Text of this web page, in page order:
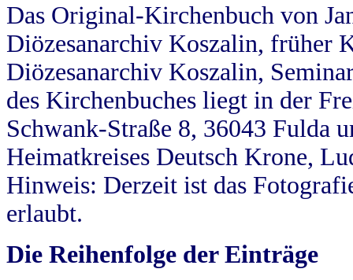
Das Original-Kirchenbuch von
Diözesanarchiv Koszalin, früher
Diözesanarchiv Koszalin,
des Kirchenbuches liegt in der
Schwank-Straße 8, 36043 Fulda
Heimatkreises Deutsch Krone,
Hinweis: Derzeit ist das
erlaubt.
Die Reihenfolge der Einträge